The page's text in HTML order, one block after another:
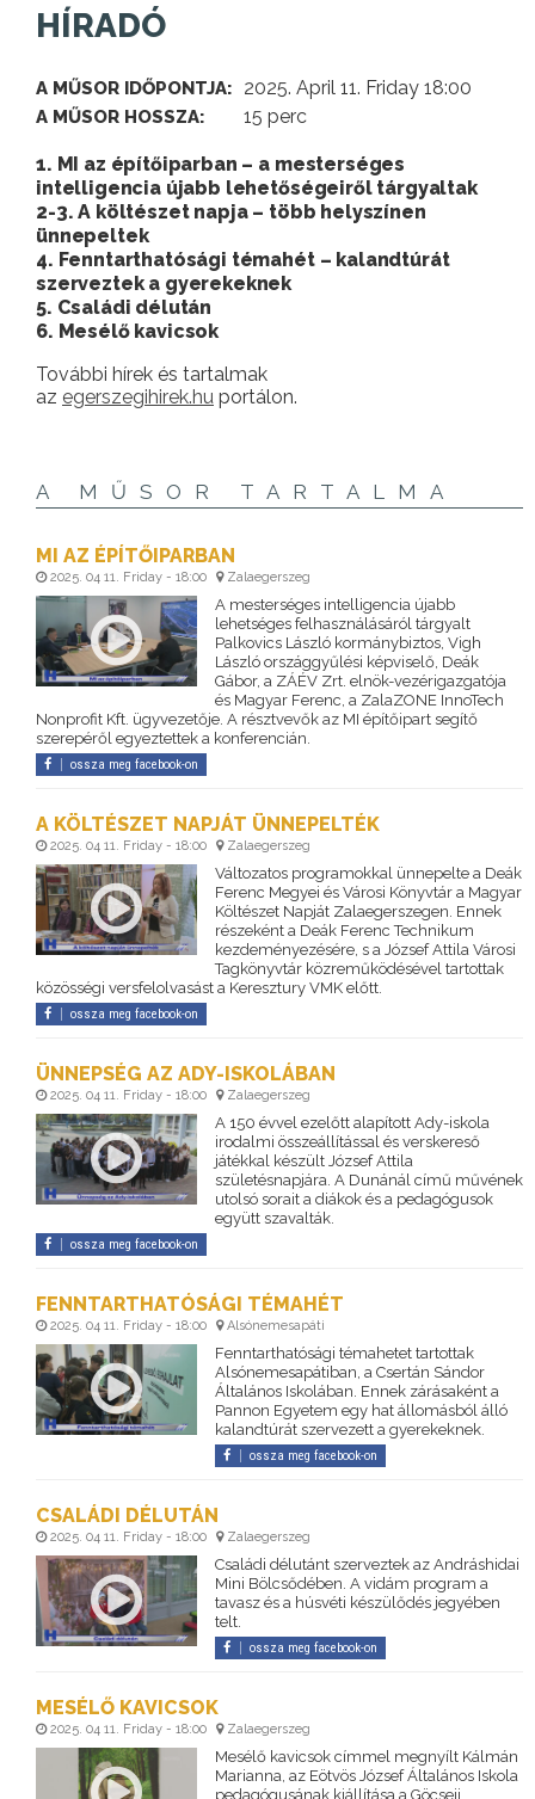
HÍRADÓ
A MŰSOR IDŐPONTJA: 2025. April 11. Friday 18:00
A MŰSOR HOSSZA: 15 perc
1. MI az építőiparban – a mesterséges
intelligencia újabb lehetőségeiről tárgyaltak
2-3. A költészet napja – több helyszínen
ünnepeltek
4. Fenntarthatósági témahét – kalandtúrát
szerveztek a gyerekeknek
5. Családi délután
6. Mesélő kavicsok
További hírek és tartalmak
az egerszegihirek.hu portálon.
A MŰSOR TARTALMA
MI AZ ÉPÍTŐIPARBAN
2025. 04 11. Friday - 18:00 Zalaegerszeg
A mesterséges intelligencia újabb
lehetséges felhasználásáról tárgyalt
Palkovics László kormánybiztos, Vigh
László országgyűlési képviselő, Deák
Gábor, a ZÁÉV Zrt. elnök-vezérigazgatója
és Magyar Ferenc, a ZalaZONE InnoTech
Nonprofit Kft. ügyvezetője. A résztvevők az MI építőipart segítő
szerepéről egyeztettek a konferencián.
ossza meg facebook-on
A KÖLTÉSZET NAPJÁT ÜNNEPELTÉK
2025. 04 11. Friday - 18:00 Zalaegerszeg
Változatos programokkal ünnepelte a Deák
Ferenc Megyei és Városi Könyvtár a Magyar
Költészet Napját Zalaegerszegen. Ennek
részeként a Deák Ferenc Technikum
kezdeményezésére, s a József Attila Városi
Tagkönyvtár közreműködésével tartottak
közösségi versfelolvasást a Keresztury VMK előtt.
ossza meg facebook-on
ÜNNEPSÉG AZ ADY-ISKOLÁBAN
2025. 04 11. Friday - 18:00 Zalaegerszeg
A 150 évvel ezelőtt alapított Ady-iskola
irodalmi összeállítással és verskereső
játékkal készült József Attila
születésnapjára. A Dunánál című művének
utolsó sorait a diákok és a pedagógusok
együtt szavalták.
ossza meg facebook-on
FENNTARTHATÓSÁGI TÉMAHÉT
2025. 04 11. Friday - 18:00 Alsónemesapáti
Fenntarthatósági témahetet tartottak
Alsónemesapátiban, a Csertán Sándor
Általános Iskolában. Ennek zárásaként a
Pannon Egyetem egy hat állomásból álló
kalandtúrát szervezett a gyerekeknek.
ossza meg facebook-on
CSALÁDI DÉLUTÁN
2025. 04 11. Friday - 18:00 Zalaegerszeg
Családi délutánt szerveztek az Andráshidai
Mini Bölcsődében. A vidám program a
tavasz és a húsvéti készülődés jegyében
telt.
ossza meg facebook-on
MESÉLŐ KAVICSOK
2025. 04 11. Friday - 18:00 Zalaegerszeg
Mesélő kavicsok címmel megnyílt Kálmán
Marianna, az Eötvös József Általános Iskola
pedagógusának kiállítása a Göcseji